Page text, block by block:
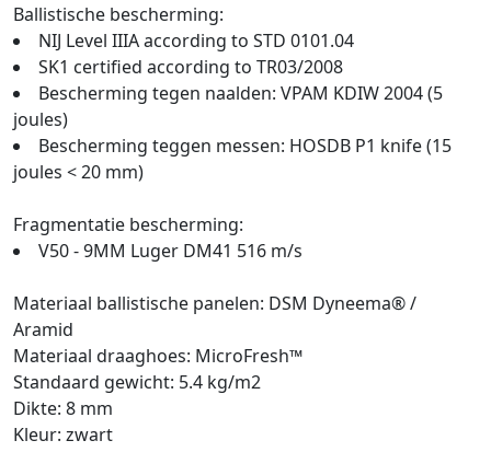
Ballistische bescherming:
NIJ Level IIIA according to STD 0101.04
SK1 certified according to TR03/2008
Bescherming tegen naalden: VPAM KDIW 2004 (5
joules)
Bescherming teggen messen: HOSDB P1 knife (15
joules < 20 mm)
Fragmentatie bescherming:
V50 - 9MM Luger DM41 516 m/s
Materiaal ballistische panelen: DSM Dyneema® /
Aramid
Materiaal draaghoes: MicroFresh™
Standaard gewicht: 5.4 kg/m2
Dikte: 8 mm
Kleur: zwart